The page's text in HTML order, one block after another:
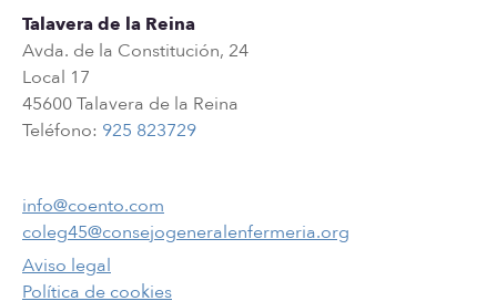
Talavera de la Reina
Avda. de la Constitución, 24
Local 17
45600 Talavera de la Reina
Teléfono: 925 823729
info@coento.com
coleg45@consejogeneralenfermeria.org
Aviso legal
Política de cookies